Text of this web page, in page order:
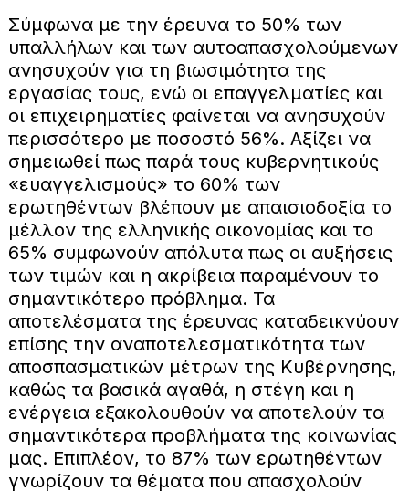
Σύμφωνα με την έρευνα το 50% των
υπαλλήλων και των αυτοαπασχολούμενων
ανησυχούν για τη βιωσιμότητα της
εργασίας τους, ενώ οι επαγγελματίες και
οι επιχειρηματίες φαίνεται να ανησυχούν
περισσότερο με ποσοστό 56%. Αξίζει να
σημειωθεί πως παρά τους κυβερνητικούς
«ευαγγελισμούς» το 60% των
ερωτηθέντων βλέπουν με απαισιοδοξία το
μέλλον της ελληνικής οικονομίας και το
65% συμφωνούν απόλυτα πως οι αυξήσεις
των τιμών και η ακρίβεια παραμένουν το
σημαντικότερο πρόβλημα. Τα
αποτελέσματα της έρευνας καταδεικνύουν
επίσης την αναποτελεσματικότητα των
αποσπασματικών μέτρων της Κυβέρνησης,
καθώς τα βασικά αγαθά, η στέγη και η
ενέργεια εξακολουθούν να αποτελούν τα
σημαντικότερα προβλήματα της κοινωνίας
μας. Επιπλέον, το 87% των ερωτηθέντων
γνωρίζουν τα θέματα που απασχολούν